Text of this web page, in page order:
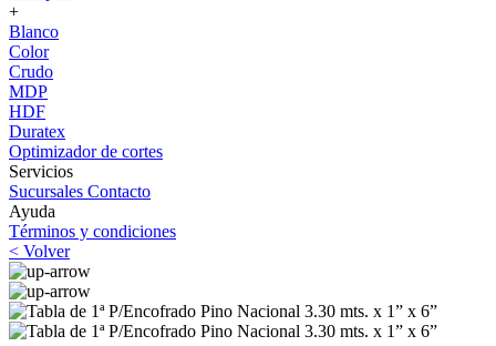
+
Blanco
Color
Crudo
MDP
HDF
Duratex
Optimizador de cortes
Servicios
Sucursales Contacto
Ayuda
Términos y condiciones
< Volver